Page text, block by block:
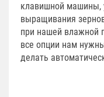
клавишной машины,
выращивания
при нашей влажной
все опции нам
делать